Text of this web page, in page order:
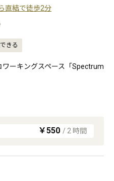
直結で徒歩2分
きる
ーキングスペース「Spectrum
￥550 / 2 時間